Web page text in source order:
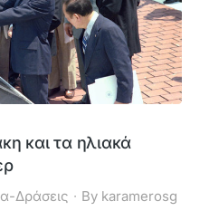
και τα ηλιακά
Δράσεις By karamerosg